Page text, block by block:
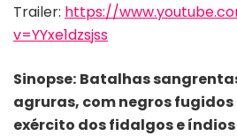
Trailer: https://
v=YYxe1dzsjss
Sinopse: Batalhas
agruras, com negros
exército dos fidalgos e